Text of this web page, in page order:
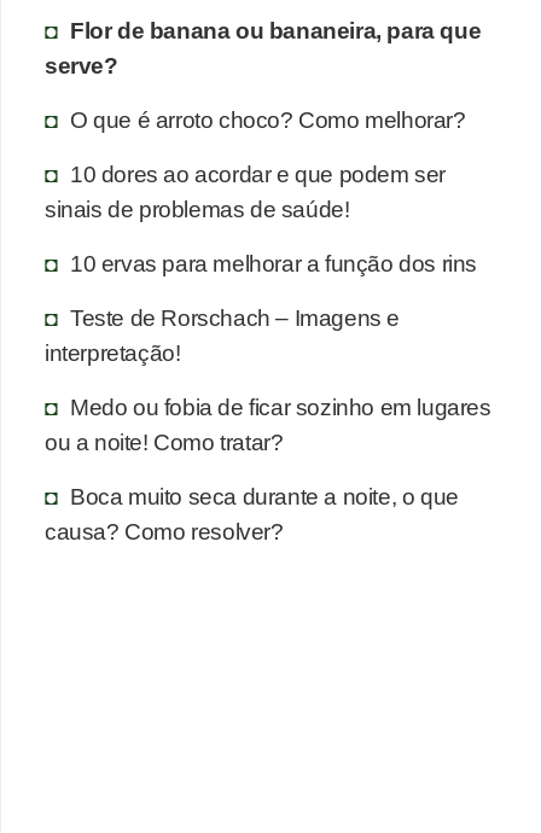
Flor de banana ou bananeira, para que
serve?
O que é arroto choco? Como melhorar?
10 dores ao acordar e que podem ser
sinais de problemas de saúde!
10 ervas para melhorar a função dos rins
Teste de Rorschach – Imagens e
interpretação!
Medo ou fobia de ficar sozinho em lugares
ou a noite! Como tratar?
Boca muito seca durante a noite, o que
causa? Como resolver?
s
m
e
i
c
i
a
i
s
S
a
ú